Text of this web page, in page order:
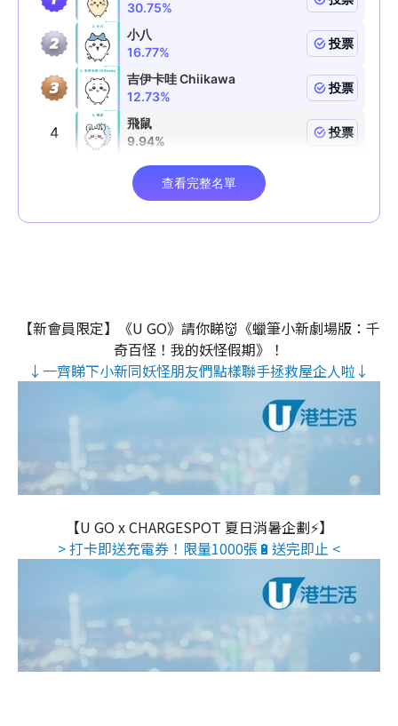
【新會員限定】《U GO》請你睇👹《蠟筆小新劇場版：千
奇百怪！我的妖怪假期》！
↓一齊睇下小新同妖怪朋友們點樣聯手拯救屋企人啦↓
【U GO x CHARGESPOT 夏日消暑企劃⚡】
> 打卡即送充電券！限量1000張🔋送完即止 <